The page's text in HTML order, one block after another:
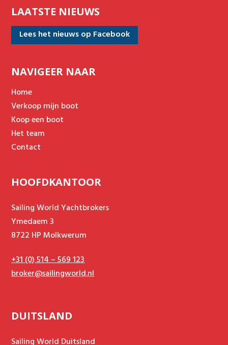
LAATSTE NIEUWS
Lees het nieuws op Facebook
NAVIGEER NAAR
Home
Verkoop mijn boot
Koop een boot
Het team
Contact
HOOFDKANTOOR
Sailing World Yachtbrokers
Ymedaem 3
8722 HP Molkwerum
+31 (0) 514 – 569 123
broker@sailingworld.nl
DUITSLAND
Sailing World Duitsland